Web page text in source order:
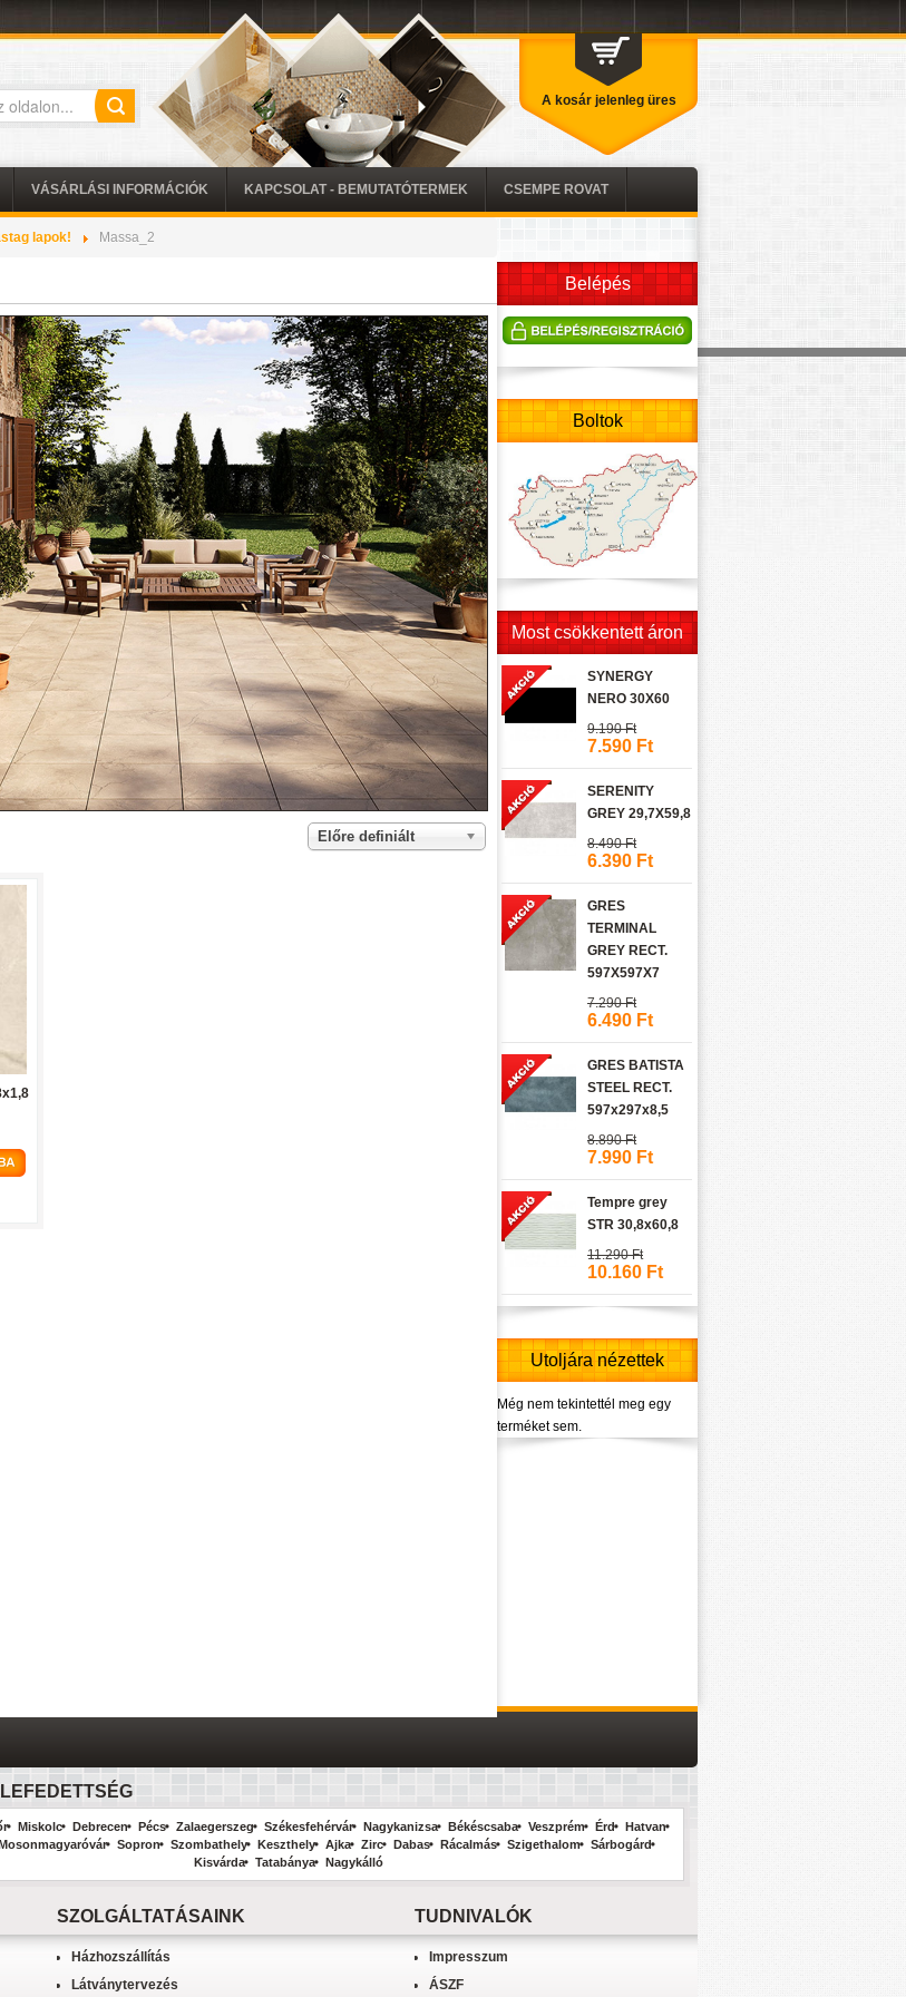
A kosár jelenleg üres
VÁSÁRLÁSI INFORMÁCIÓK KAPCSOLAT - BEMUTATÓTERMEK CSEMPE ROVAT
lapok! Massa_2
Előre definiált
Belépés
Boltok
Most csökkentett áron
SYNERGY
NERO 30X60
9.190 Ft
7.590 Ft
SERENITY
GREY 29,7X59,8
8.490 Ft
6.390 Ft
GRES
TERMINAL
GREY RECT.
597X597X7
7.290 Ft
6.490 Ft
GRES BATISTA
STEEL RECT.
597x297x8,5
8.890 Ft
7.990 Ft
Tempre grey
STR 30,8x60,8
11.290 Ft
10.160 Ft
Utoljára nézettek
Még nem tekintettél meg egy
terméket sem.
Miskolc Debrecen Pécs Zalaegerszeg Székesfehérvár Nagykanizsa Békéscsaba Veszprém Érd
Hatvan
Sopron Szombathely Keszthely Ajka Zirc Dabas Rácalmás Szigethalom
Sárbogárd
Kisvárda
Tatabánya Nagykálló
SZOLGÁLTATÁSAINK
Házhozszállítás
Látványtervezés
TUDNIVALÓK
Impresszum
ÁSZF